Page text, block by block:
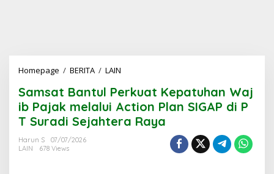
Homepage / BERITA / LAIN
Samsat Bantul Perkuat Kepatuhan Waj
ib Pajak melalui Action Plan SIGAP di P
T Suradi Sejahtera Raya
Harun S
07/07/2026
LAIN
678 Views